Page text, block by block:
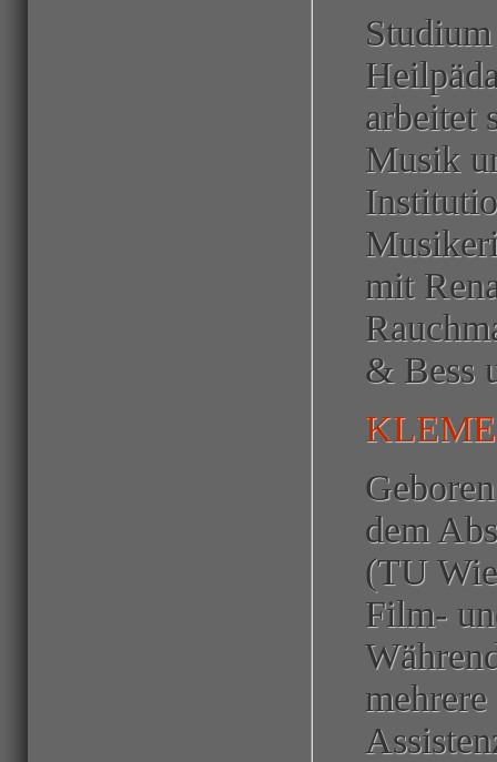
arbeitet
Musik
mit
& Bess
dem
(TU
Film-